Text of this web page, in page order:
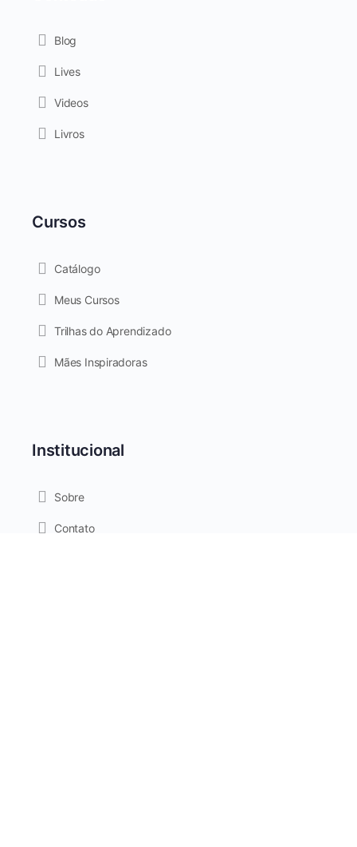
Blog
Lives
Videos
Livros
Cursos
Catálogo
Meus Cursos
Trilhas do Aprendizado
Mães Inspiradoras
Institucional
Sobre
Contato